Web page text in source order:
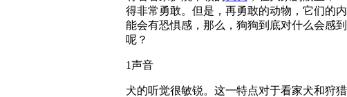
得非常勇敢。但是，再勇敢的动物，它们的
能会有恐惧感，那么，狗狗到底对什么会感
呢？
1声音
犬的听觉很敏锐。这一特点对于看家犬和狩